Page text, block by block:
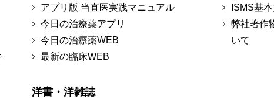
アプリ版 当直医実践マニュアル
今日の治療薬アプリ
今日の治療薬WEB
最新の臨床WEB
洋書・洋雑誌
ISMS基
弊社著作
いて